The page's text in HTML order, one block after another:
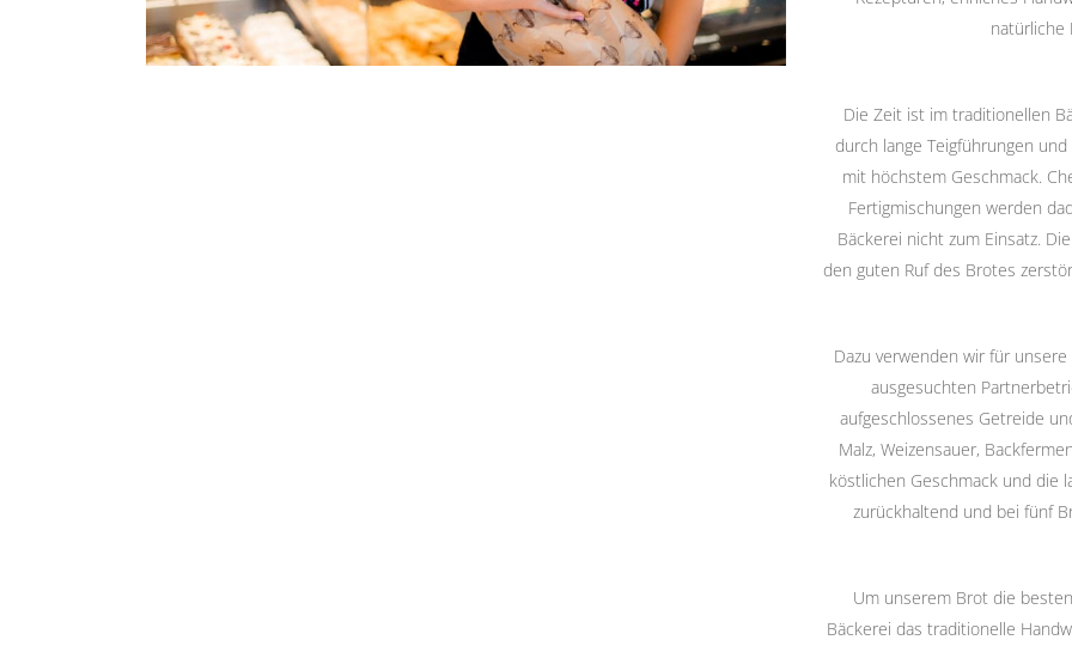
natürliche
Die Zeit ist im traditionellen
durch lange Teigführungen
mit höchstem Geschmack.
Fertigmischungen werden
Bäckerei nicht zum Einsatz.
den guten Ruf des Brotes
Dazu verwenden wir für
ausgesuchten
aufgeschlossenes Getreide
Malz, Weizensauer,
köstlichen Geschmack und die
zurückhaltend und bei fünf
Um unserem Brot die
Bäckerei das traditionelle